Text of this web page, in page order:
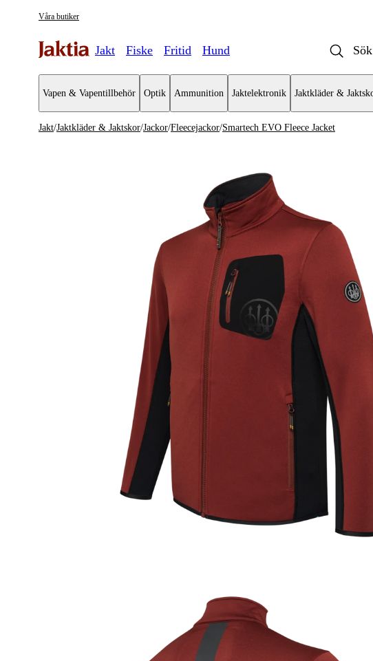
Våra butiker
Jakt Fiske Fritid Hund
Vapen & Vapentillbehör Optik Ammunition Jaktelektronik Jaktkläder &
Jaktkläder & Jaktskor
Jaktjackor
Mellanlagerjackor
Overshirts & Fodrade
Vindjackor
Fleecejackor
Skaljackor
Anorakjackor
Jakt/Jaktkläder & Jaktskor/Jackor/Fleecejackor/Smartech EVO Fleece Jacket